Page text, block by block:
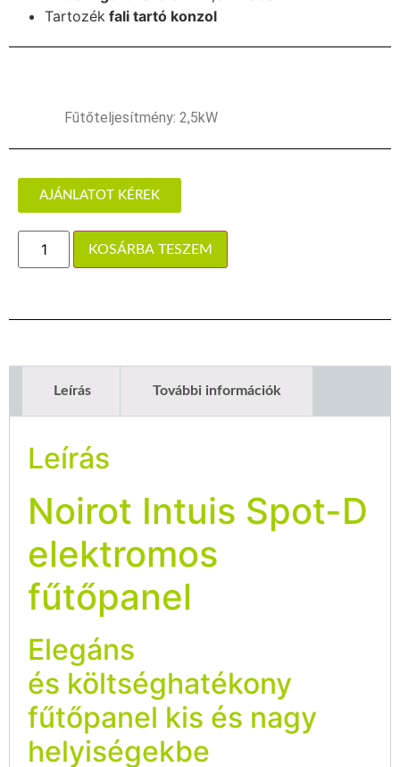
Tartozék fali tartó konzol
Fűtőteljesítmény: 2,5kW
AJÁNLATOT KÉREK
KOSÁRBA TESZEM
Leírás További információk
Leírás
Noirot Intuis Spot-D
elektromos
fűtőpanel
Elegáns
és költséghatékony
fűtőpanel kis és nagy
helyiségekbe